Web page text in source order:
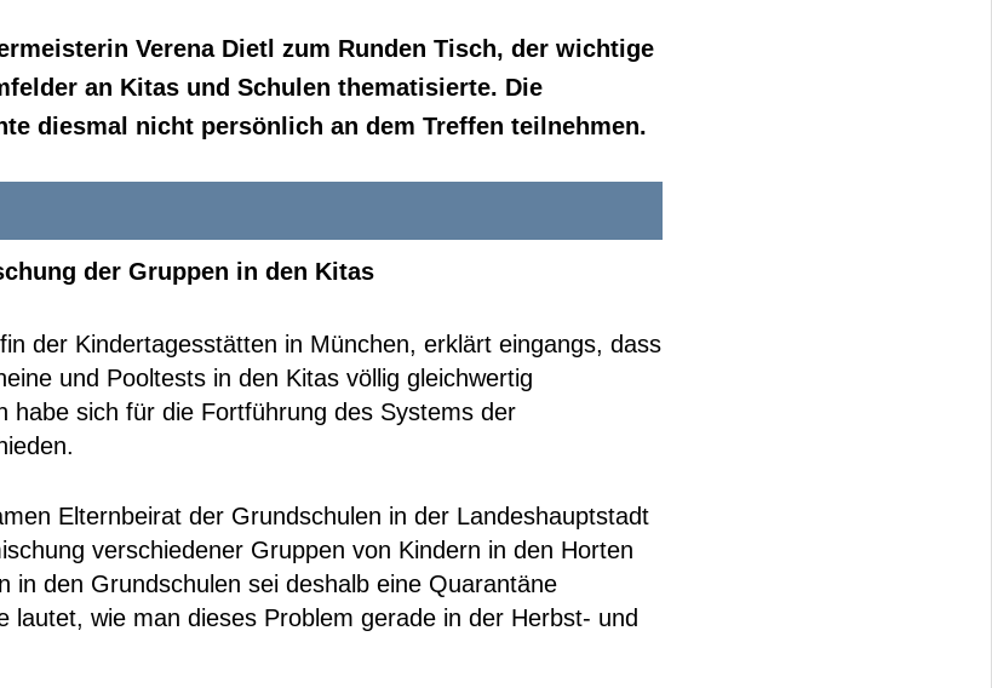
Verena Dietl zum Runden Tisch, der wichtige
an Kitas und Schulen thematisierte. Die
diesmal nicht persönlich an dem Treffen teilnehmen.
der Gruppen in den Kitas
der Kindertagesstätten in München, erklärt eingangs, dass
und Pooltests in den Kitas völlig gleichwertig
habe sich für die Fortführung des Systems der
Elternbeirat der Grundschulen in der Landeshauptstadt
verschiedener Gruppen von Kindern in den Horten
in den Grundschulen sei deshalb eine Quarantäne
lautet, wie man dieses Problem gerade in der Herbst- und